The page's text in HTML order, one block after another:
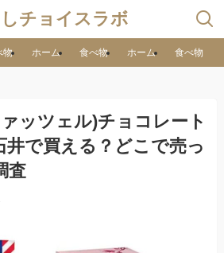
チョイスラボ
物 ホーム 食べ物 ホーム 食べ物
ッツェル)チョコレート
井で買える？どこで売っ
査